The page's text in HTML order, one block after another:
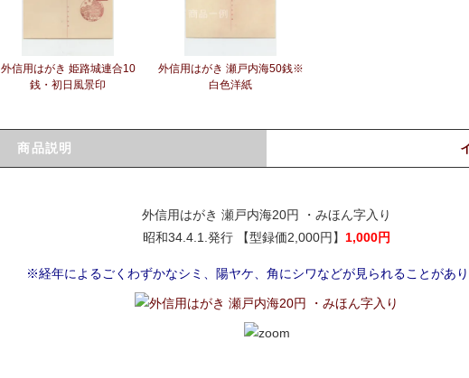
外信用はがき 姫路城連合10
銭・初日風景印
外信用はがき 瀬戸内海50銭※
白色洋紙
商品説明
外信用はがき 瀬戸内海20円 ・みほん字入り
昭和34.4.1.発行 【型録価2,000円】 1,000円
※経年によるごくわずかなシミ、陽ヤケ、角にシワなどが見られることがあ